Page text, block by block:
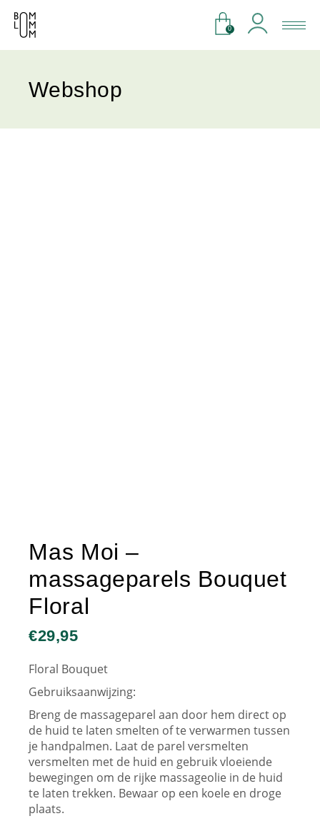
0
Webshop
Mas Moi –
massageparels Bouquet
Floral
€29,95
Floral Bouquet
Gebruiksaanwijzing:
Breng de massageparel aan door hem direct op
de huid te laten smelten of te verwarmen tussen
je handpalmen. Laat de parel versmelten
versmelten met de huid en gebruik vloeiende
bewegingen om de rijke massageolie in de huid
te laten trekken. Bewaar op een koele en droge
plaats.